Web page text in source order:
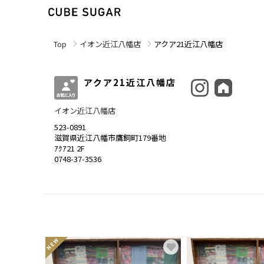
Top イオン近江八幡店 アクア21近江八幡店
アクア21近江八幡店
イオン近江八幡店
523-0891
滋賀県近江八幡市鷹飼町179番地
ｱｸｱ21 2F
0748-37-3536
NEW